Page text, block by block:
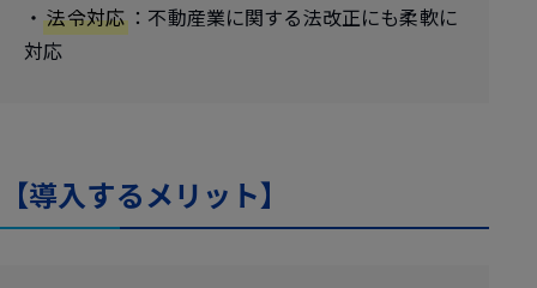
・法令対応 ：不動産業に関する法改正にも柔軟に
対応
【導入するメリット】